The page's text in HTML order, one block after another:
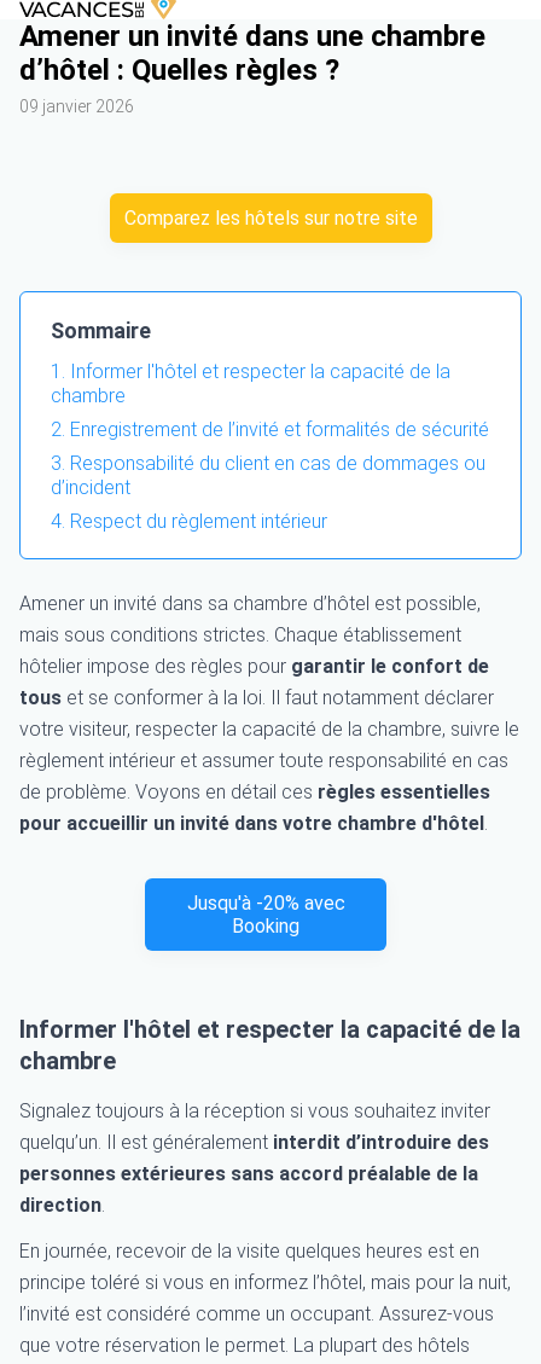
Amener un invité dans une chambre
d’hôtel : Quelles règles ?
09 janvier 2026
Comparez les hôtels sur notre site
Sommaire
Informer l'hôtel et respecter la capacité de la
chambre
Enregistrement de l’invité et formalités de sécurité
Responsabilité du client en cas de dommages ou
d’incident
Respect du règlement intérieur
Amener un invité dans sa chambre d’hôtel est possible,
mais sous conditions strictes. Chaque établissement
hôtelier impose des règles pour garantir le confort de
tous et se conformer à la loi. Il faut notamment déclarer
votre visiteur, respecter la capacité de la chambre, suivre le
règlement intérieur et assumer toute responsabilité en cas
de problème. Voyons en détail ces règles essentielles
pour accueillir un invité dans votre chambre d'hôtel.
Jusqu'à -20% avec
Booking
Informer l'hôtel et respecter la capacité de la
chambre
Signalez toujours à la réception si vous souhaitez inviter
quelqu’un. Il est généralement interdit d’introduire des
personnes extérieures sans accord préalable de la
direction.
En journée, recevoir de la visite quelques heures est en
principe toléré si vous en informez l’hôtel, mais pour la nuit,
l’invité est considéré comme un occupant. Assurez-vous
que votre réservation le permet. La plupart des hôtels